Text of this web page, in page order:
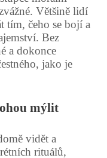
Většině lidí
tím, čeho se bojí a
Bez
a dokonce
jako je
mýlit
vidět a
rituálů,